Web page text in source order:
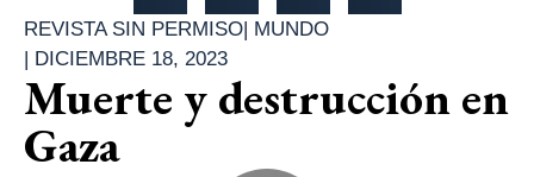
REVISTA SIN PERMISO| MUNDO
| DICIEMBRE 18, 2023
Muerte y destrucción en
Gaza